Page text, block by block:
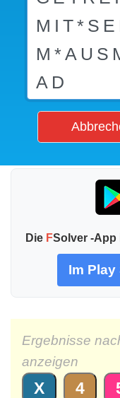
Die FSolver -App
Im
Ergebnisse
anzeigen
X 4